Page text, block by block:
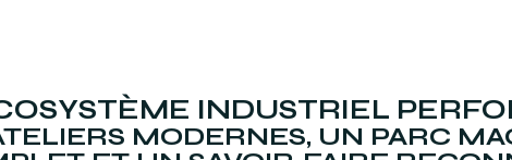
INDUSTRIEL
MODERNES, UN PARC